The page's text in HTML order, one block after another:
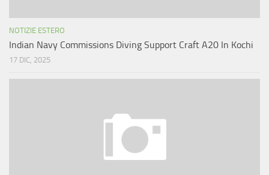
NOTIZIE ESTERO
Indian Navy Commissions Diving Support Craft A20 In Kochi
17 DIC, 2025